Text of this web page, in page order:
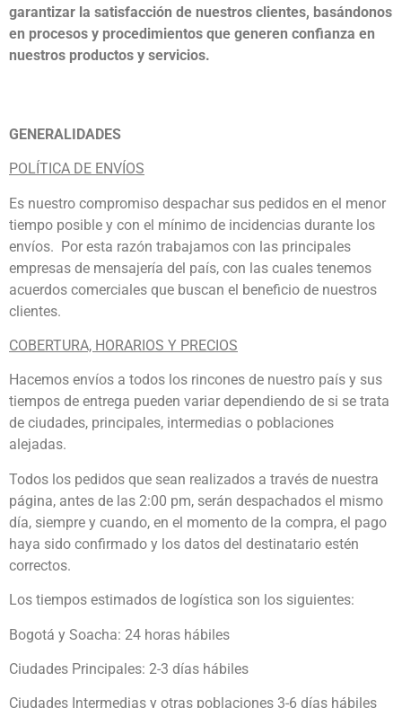
garantizar la satisfacción de nuestros clientes, basándonos
en procesos y procedimientos que generen confianza en
nuestros productos y servicios.
GENERALIDADES
POLÍTICA DE ENVÍOS
Es nuestro compromiso despachar sus pedidos en el menor
tiempo posible y con el mínimo de incidencias durante los
envíos. Por esta razón trabajamos con las principales
empresas de mensajería del país, con las cuales tenemos
acuerdos comerciales que buscan el beneficio de nuestros
clientes.
COBERTURA, HORARIOS Y PRECIOS
Hacemos envíos a todos los rincones de nuestro país y sus
tiempos de entrega pueden variar dependiendo de si se trata
de ciudades, principales, intermedias o poblaciones
alejadas.
Todos los pedidos que sean realizados a través de nuestra
página, antes de las 2:00 pm, serán despachados el mismo
día, siempre y cuando, en el momento de la compra, el pago
haya sido confirmado y los datos del destinatario estén
correctos.
Los tiempos estimados de logística son los siguientes:
Bogotá y Soacha: 24 horas hábiles
Ciudades Principales: 2-3 días hábiles
Ciudades Intermedias y otras poblaciones 3-6 días hábiles